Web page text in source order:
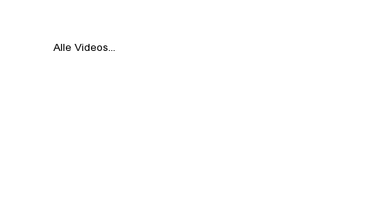
Alle Videos...